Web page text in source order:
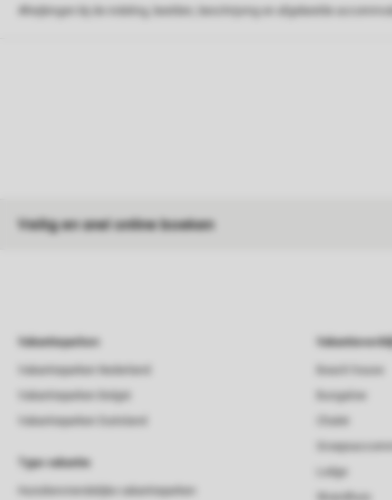
Veilig en snel online boeken
Vakantieparken
Type vakantie
Vakantieverblijf